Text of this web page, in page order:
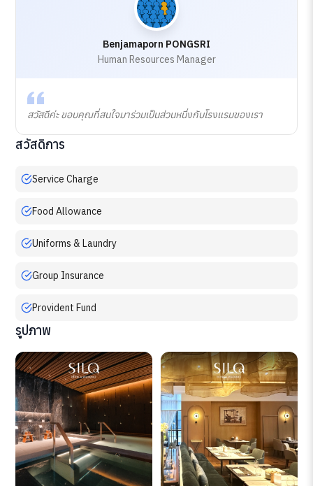
Benjamaporn PONGSRI
Human Resources Manager
สวัสดีค่ะ ขอบคุณที่สนใจมาร่วมเป็นส่วนหนึ่งกับโรงแรมของเรา
สวัสดิการ
Service Charge
Food Allowance
Uniforms & Laundry
Group Insurance
Provident Fund
รูปภาพ